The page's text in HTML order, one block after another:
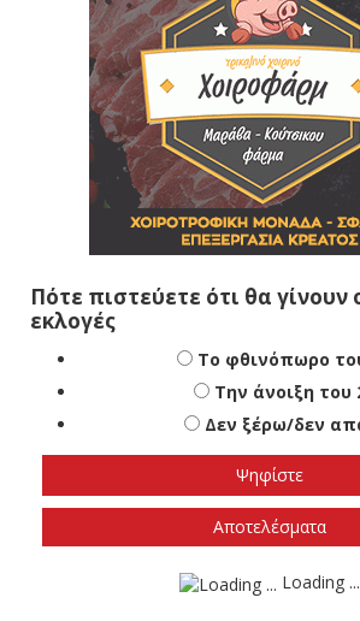
Πότε πιστεύετε ότι θα γίνουν
εκλογές
Το φθινόπωρο του
Την άνοιξη του
Δεν ξέρω/δεν